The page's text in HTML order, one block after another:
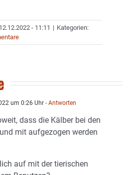
- 11:11 | Kategorien:
um 0:26 Uhr - Antworten
dass die Kälber bei den
mit aufgezogen werden
auf mit der tierischen